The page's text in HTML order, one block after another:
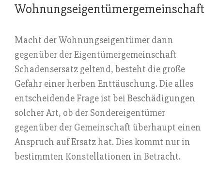
Wohnungseigentümergemeinschaft
Macht der Wohnungseigentümer dann
gegenüber der Eigentümergemeinschaft
Schadensersatz geltend, besteht die große
Gefahr einer herben Enttäuschung. Die alles
entscheidende Frage ist bei Beschädigungen
solcher Art, ob der Sondereigentümer
gegenüber der Gemeinschaft überhaupt einen
Anspruch auf Ersatz hat. Dies kommt nur in
bestimmten Konstellationen in Betracht.